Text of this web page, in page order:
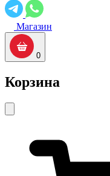
Магазин
0
Корзина